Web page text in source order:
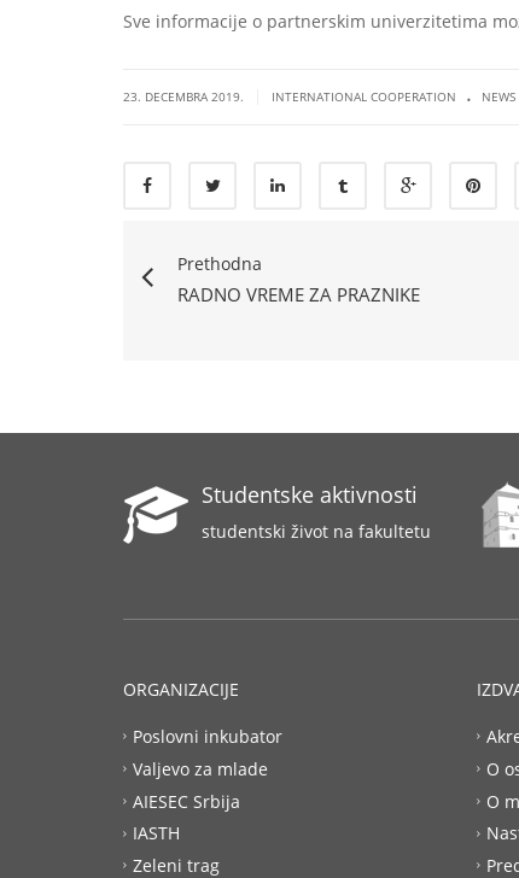
Sve informacije o partnerskim univerzitetima
23. DECEMBRA 2019. INTERNATIONAL COOPERATION . NEWS
Prethodna
RADNO VREME ZA PRAZNIKE
Studentske aktivnosti
studentski život na fakultetu
ORGANIZACIJE
Poslovni inkubator
Valjevo za mlade
AIESEC Srbija
IASTH
Zeleni trag
O
O